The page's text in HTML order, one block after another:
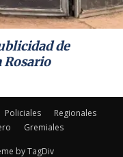
de
Rosario
Policiales
Regionales
Gremiales
by TagDiv